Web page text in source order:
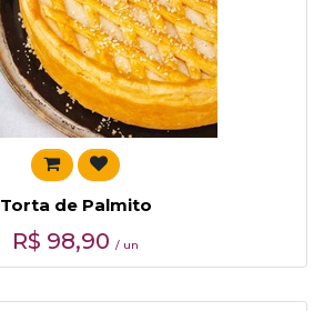
Torta de Palmito
R$ 98,90 / un